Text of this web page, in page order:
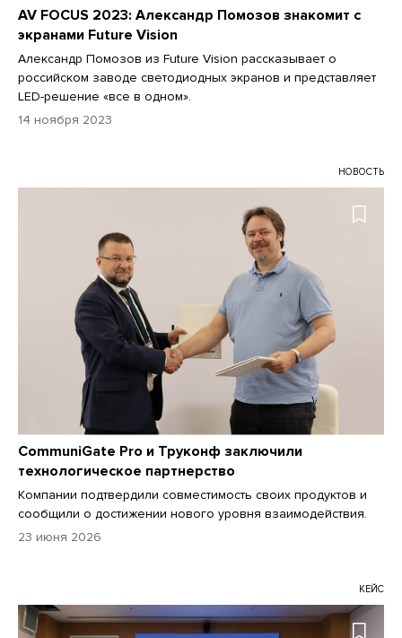
AV FOCUS 2023: Александр Помозов знакомит с
экранами Future Vision
Александр Помозов из Future Vision рассказывает о
российском заводе светодиодных экранов и представляет
LED-решение «все в одном».
14 ноября 2023
НОВОСТЬ
CommuniGate Pro и Труконф заключили
технологическое партнерство
Компании подтвердили совместимость своих продуктов и
сообщили о достижении нового уровня взаимодействия.
23 июня 2026
КЕЙС